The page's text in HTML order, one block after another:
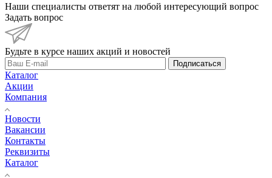
Наши специалисты ответят на любой интересующий вопрос
Задать вопрос
Будьте в курсе наших акций и новостей
Подписаться
Каталог
Акции
Компания
Новости
Вакансии
Контакты
Реквизиты
Каталог